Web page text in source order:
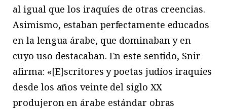
al igual que los iraquíes de otras creencias.
Asimismo, estaban perfectamente educados
en la lengua árabe, que dominaban y en
cuyo uso destacaban. En este sentido, Snir
afirma: «[E]scritores y poetas judíos iraquíes
desde los años veinte del siglo XX
produjeron en árabe estándar obras